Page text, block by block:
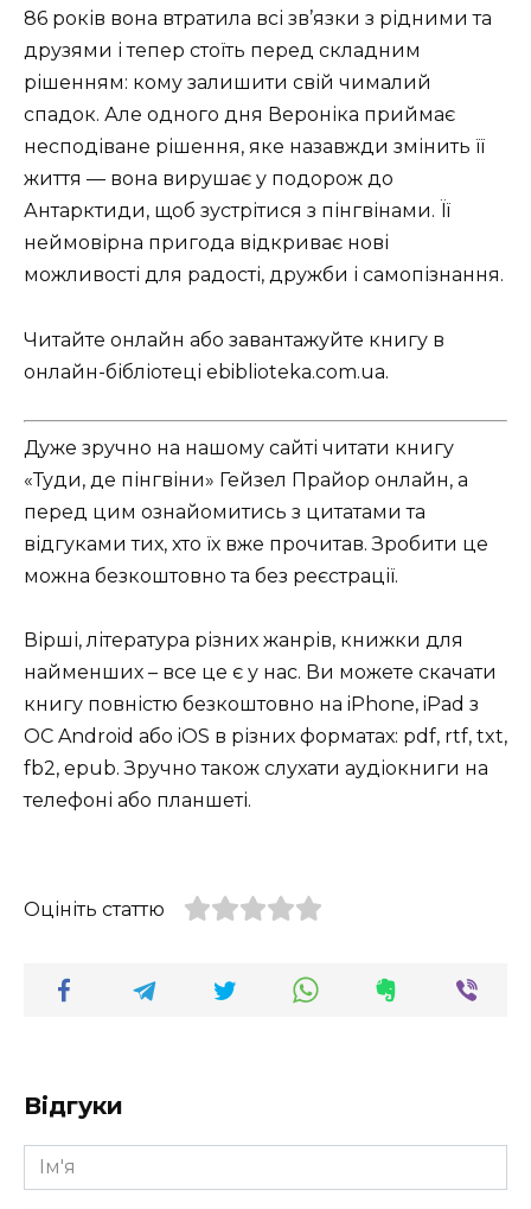
86 років вона втратила всі зв’язки з рідними та
друзями і тепер стоїть перед складним
рішенням: кому залишити свій чималий
спадок. Але одного дня Вероніка приймає
несподіване рішення, яке назавжди змінить її
життя — вона вирушає у подорож до
Антарктиди, щоб зустрітися з пінгвінами. Її
неймовірна пригода відкриває нові
можливості для радості, дружби і самопізнання.
Читайте онлайн або завантажуйте книгу в
онлайн-бібліотеці ebiblioteka.com.ua.
Дуже зручно на нашому сайті читати книгу
«Туди, де пінгвіни» Гейзел Прайор онлайн, а
перед цим ознайомитись з цитатами та
відгуками тих, хто їх вже прочитав. Зробити це
можна безкоштовно та без реєстрації.
Вірші, література різних жанрів, книжки для
найменших – все це є у нас. Ви можете скачати
книгу повністю безкоштовно на iPhone, iPad з
ОС Android або iOS в різних форматах: pdf, rtf, txt,
fb2, epub. Зручно також слухати аудіокниги на
телефоні або планшеті.
Оцініть статтю
Відгуки
Ім'я
*